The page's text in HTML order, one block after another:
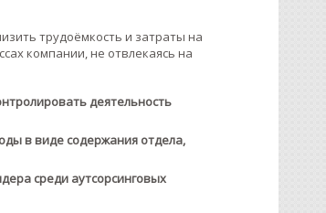
трудоёмкость и затраты на
компании, не отвлекаясь на
деятельность
в виде содержания отдела,
среди аутсорсинговых